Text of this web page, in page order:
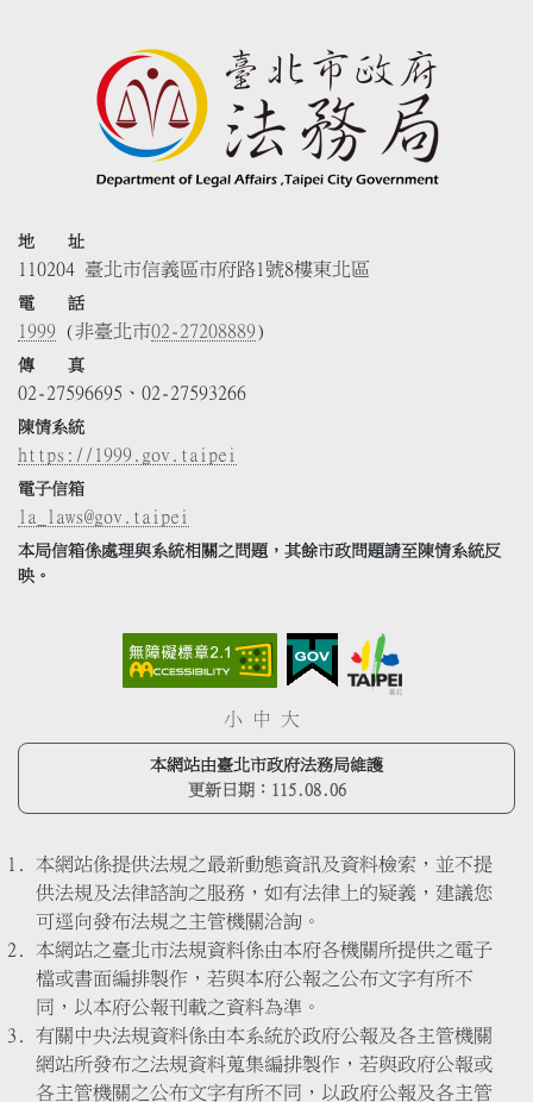
地 址
110204 臺北市信義區市府路1號8樓東北區
電 話
1999 (非臺北市02-27208889)
傳 真
02-27596695、02-27593266
陳情系統
https://1999.gov.taipei
電子信箱
la_laws@gov.taipei
本局信箱係處理與系統相關之問題，其餘市政問題請至陳情系統反
映。
小 中 大
本網站由臺北市政府法務局維護
更新日期： 115.08.06
本網站係提供法規之最新動態資訊及資料檢索，並不提
供法規及法律諮詢之服務，如有法律上的疑義，建議您
可逕向發布法規之主管機關洽詢。
本網站之臺北市法規資料係由本府各機關所提供之電子
檔或書面編排製作，若與本府公報之公布文字有所不
同，以本府公報刊載之資料為準。
有關中央法規資料係由本系統於政府公報及各主管機關
網站所發布之法規資料蒐集編排製作，若與政府公報或
各主管機關之公布文字有所不同，以政府公報及各主管